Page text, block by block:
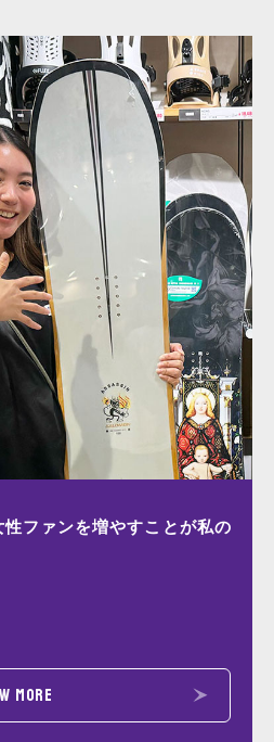
ファンを増やすことが私の
MORE